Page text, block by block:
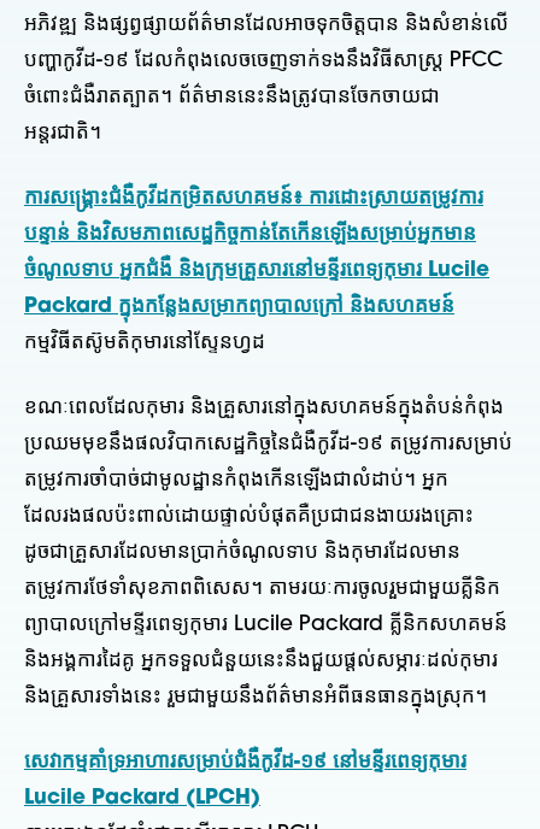
អភិវឌ្ឍ និងផ្សព្វផ្សាយព័ត៌មានដែលអាចទុកចិត្តបាន និងសំខាន់លើ
បញ្ហាកូវីដ-១៩ ដែលកំពុងលេចចេញទាក់ទងនឹងវិធីសាស្រ្ត PFCC
ចំពោះជំងឺរាតត្បាត។ ព័ត៌មាននេះនឹងត្រូវបានចែកចាយជា
អន្តរជាតិ។
ការសង្គ្រោះជំងឺកូវីដកម្រិតសហគមន៍៖ ការដោះស្រាយតម្រូវការ
បន្ទាន់ និងវិសមភាពសេដ្ឋកិច្ចកាន់តែកើនឡើងសម្រាប់អ្នកមាន
ចំណូលទាប អ្នកជំងឺ និងក្រុមគ្រួសារនៅមន្ទីរពេទ្យកុមារ Lucile
Packard ក្នុងកន្លែងសម្រាកព្យាបាលក្រៅ និងសហគមន៍
កម្មវិធីតស៊ូមតិកុមារនៅស្ទែនហ្វដ
ខណៈពេលដែលកុមារ និងគ្រួសារនៅក្នុងសហគមន៍ក្នុងតំបន់កំពុង
ប្រឈមមុខនឹងផលវិបាកសេដ្ឋកិច្ចនៃជំងឺកូវីដ-១៩ តម្រូវការសម្រាប់
តម្រូវការចាំបាច់ជាមូលដ្ឋានកំពុងកើនឡើងជាលំដាប់។ អ្នក
ដែលរងផលប៉ះពាល់ដោយផ្ទាល់បំផុតគឺប្រជាជនងាយរងគ្រោះ
ដូចជាគ្រួសារដែលមានប្រាក់ចំណូលទាប និងកុមារដែលមាន
តម្រូវការថែទាំសុខភាពពិសេស។ តាមរយៈការចូលរួមជាមួយគ្លីនិក
ព្យាបាលក្រៅមន្ទីរពេទ្យកុមារ Lucile Packard គ្លីនិកសហគមន៍
និងអង្គការដៃគូ អ្នកទទួលជំនួយនេះនឹងជួយផ្តល់សម្ភារៈដល់កុមារ
និងគ្រួសារទាំងនេះ រួមជាមួយនឹងព័ត៌មានអំពីធនធានក្នុងស្រុក។
សេវាកម្មគាំទ្រអាហារសម្រាប់ជំងឺកូវីដ-១៩ នៅមន្ទីរពេទ្យកុមារ
Lucile Packard (LPCH)